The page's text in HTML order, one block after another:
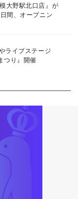
大野駅北口店』が
間、オープニン
ライブステージ
つり』開催